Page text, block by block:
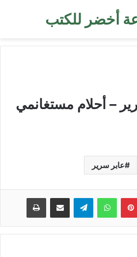
أخضر للكتب
– أحلام مستغانمي
عابر سرير
بينتيريستواتساب تيلقرام مشاركة عبر البريد طباعة